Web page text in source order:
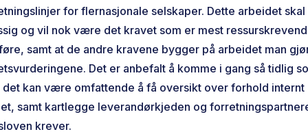
for flernasjonale selskaper. Dette arbeidet
og vil nok være det kravet som er mest
samt at de andre kravene bygger på arbeidet man
Det er anbefalt å komme i gang så tidlig
kan være omfattende å få oversikt over forhold internt
samt kartlegge leverandørkjeden og
krever.